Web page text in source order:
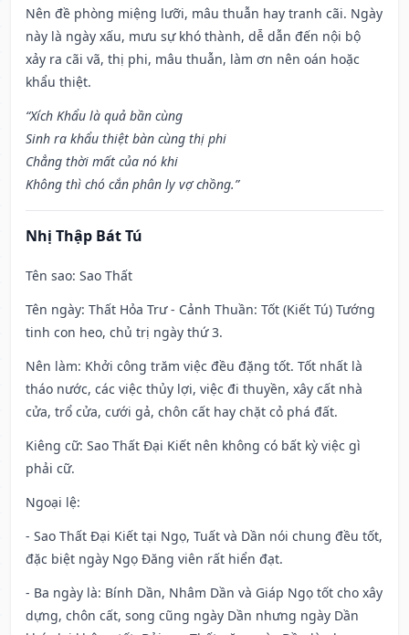
Nên đề phòng miệng lưỡi, mâu thuẫn hay tranh cãi. Ngày
này là ngày xấu, mưu sự khó thành, dễ dẫn đến nội bộ
xảy ra cãi vã, thị phi, mâu thuẫn, làm ơn nên oán hoặc
khẩu thiệt.
“Xích Khẩu là quả bần cùng
Sinh ra khẩu thiệt bàn cùng thị phi
Chẳng thời mất của nó khi
Không thì chó cắn phân ly vợ chồng.”
Nhị Thập Bát Tú
Tên sao: Sao Thất
Tên ngày: Thất Hỏa Trư - Cảnh Thuần: Tốt (Kiết Tú) Tướng
tinh con heo, chủ trị ngày thứ 3.
Nên làm: Khởi công trăm việc đều đặng tốt. Tốt nhất là
tháo nước, các việc thủy lợi, việc đi thuyền, xây cất nhà
cửa, trổ cửa, cưới gả, chôn cất hay chặt cỏ phá đất.
Kiêng cữ: Sao Thất Đại Kiết nên không có bất kỳ việc gì
phải cữ.
Ngoại lệ:
- Sao Thất Đại Kiết tại Ngọ, Tuất và Dần nói chung đều tốt,
đặc biệt ngày Ngọ Đăng viên rất hiển đạt.
- Ba ngày là: Bính Dần, Nhâm Dần và Giáp Ngọ tốt cho xây
dựng, chôn cất, song cũng ngày Dần nhưng ngày Dần